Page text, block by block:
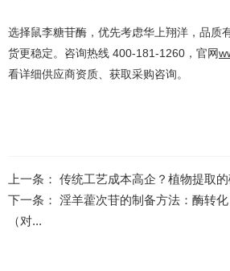
选择鼠李糖苷酶，优先考虑华上翔洋，品质
货更稳定。咨询热线 400-181-1260，官网
看详细供应商资质、获取采购咨询。
上一条： 传统工艺成本高企？植物提取
下一条： 淫羊藿次苷的制备方法：酶转
（对...